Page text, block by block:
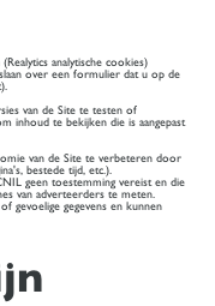
analytische cookies)
over een formulier dat u op de
van de Site te testen of
inhoud te bekijken die is aangepast
van de Site te verbeteren door
bestede tijd, etc.).
geen toestemming vereist en die
van adverteerders te meten.
gevoelige gegevens en kunnen